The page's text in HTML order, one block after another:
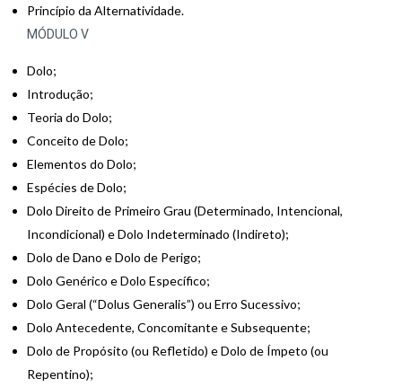
Princípio da Alternatividade.
MÓDULO V
Dolo;
Introdução;
Teoria do Dolo;
Conceito de Dolo;
Elementos do Dolo;
Espécies de Dolo;
Dolo Direito de Primeiro Grau (Determinado, Intencional,
Incondicional) e Dolo Indeterminado (Indireto);
Dolo de Dano e Dolo de Perigo;
Dolo Genérico e Dolo Específico;
Dolo Geral (“Dolus Generalis”) ou Erro Sucessivo;
Dolo Antecedente, Concomitante e Subsequente;
Dolo de Propósito (ou Refletido) e Dolo de Ímpeto (ou
Repentino);